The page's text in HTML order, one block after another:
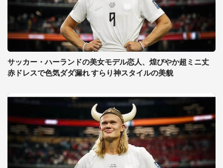
サッカー・ハーランドの美女モデル恋人、煌びやか超ミニ丈
赤ドレスで色気ダダ漏れ すらり神スタイルの美貌